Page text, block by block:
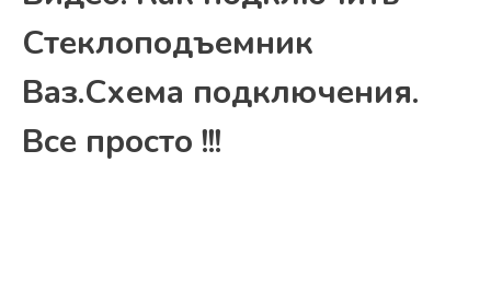
Стеклоподъемник
Ваз.Схема подключения.
Все просто !!!